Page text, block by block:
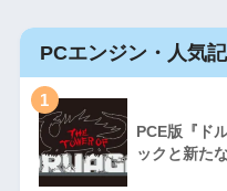
PCエンジン・人気
1
PCE版『ド
ックと新た